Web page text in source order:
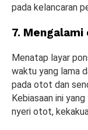
pada kelancaran
7.
Menatap layar
waktu yang lama
pada otot dan
Kebiasaan ini
nyeri otot,